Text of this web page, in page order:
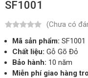
SF1001
(Chưa có
Mã sản phẩm: SF1001
Chất liệu: Gỗ Gõ Đỏ
Bảo hành: 10 năm
Miễn phí giao hàng